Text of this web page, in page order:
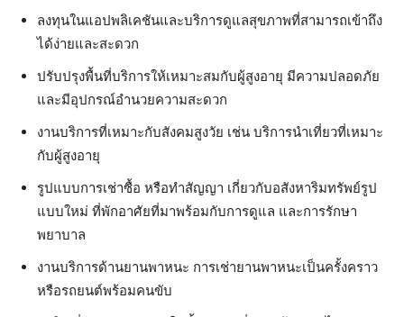
ลงทุนในแอปพลิเคชันและบริการดูแลสุขภาพที่สามารถเข้าถึง
ได้ง่ายและสะดวก
ปรับปรุงพื้นที่บริการให้เหมาะสมกับผู้สูงอายุ มีความปลอดภัย
และมีอุปกรณ์อำนวยความสะดวก
งานบริการที่เหมาะกับสังคมสูงวัย เช่น บริการนำเที่ยวที่เหมาะ
กับผู้สูงอายุ
รูปแบบการเช่าซื้อ หรือทำสัญญา เกี่ยวกับอสังหาริมทรัพย์รูป
แบบใหม่ ที่พักอาศัยที่มาพร้อมกับการดูแล และการรักษา
พยาบาล
งานบริการด้านยานพาหนะ การเช่ายานพาหนะเป็นครั้งคราว
หรือรถยนต์พร้อมคนขับ